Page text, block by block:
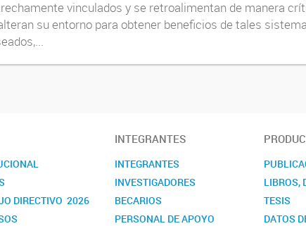
vinculados y se retroalimentan de manera
su entorno para obtener beneficios de tales
DIRECTIVO 2026
INTEGRANTES
INTEGRANTES
INVESTIGADORES
BECARIOS
PERSONAL DE APOYO
LIBROS,
TESIS
DATOS